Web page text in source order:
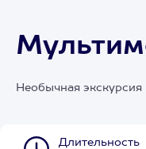
Необычная
Длительность